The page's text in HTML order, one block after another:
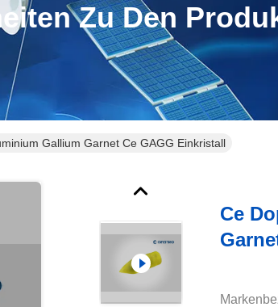
Zu Den
Gallium Garnet Ce GAGG Einkristall
Ce